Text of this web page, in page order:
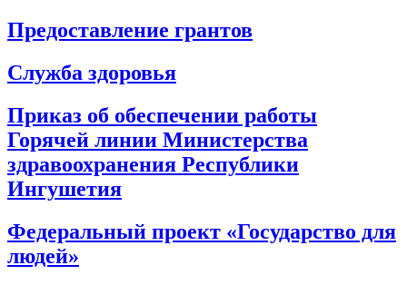
Предоставление грантов
Служба здоровья
Приказ об обеспечении работы
Горячей линии Министерства
здравоохранения Республики
Ингушетия
Федеральный проект «Государство для
людей»